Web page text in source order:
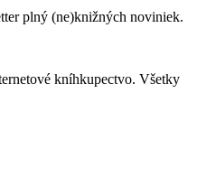
plný (ne)knižných noviniek.
kníhkupectvo. Všetky